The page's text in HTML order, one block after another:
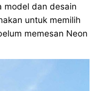
model dan desain
untuk memilih
memesan Neon